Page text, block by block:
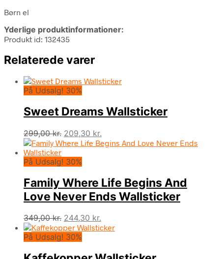
Børn el
Yderlige produktinformationer:
Produkt id: 132435
Relaterede varer
På Udsalg! 30%
Sweet Dreams Wallsticker
299,00kr. Den
oprindelige
var:
209,30 kr.
aktuelle
På Udsalg! 30%
Family Where Life Begins And
Love Never Ends Wallsticker
349,00kr. Den
oprindelige
pris
349,00 kr..
244,30 kr.
aktuelle
244,30 kr..
På Udsalg! 30%